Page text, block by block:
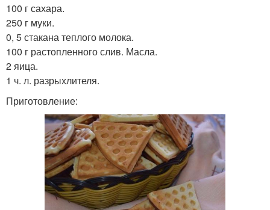
100 г сахара.
250 г муки.
0, 5 стакана теплого молока.
100 г растопленного слив. Масла.
2 яица.
1 ч. л. разрыхлителя.
Приготовление: